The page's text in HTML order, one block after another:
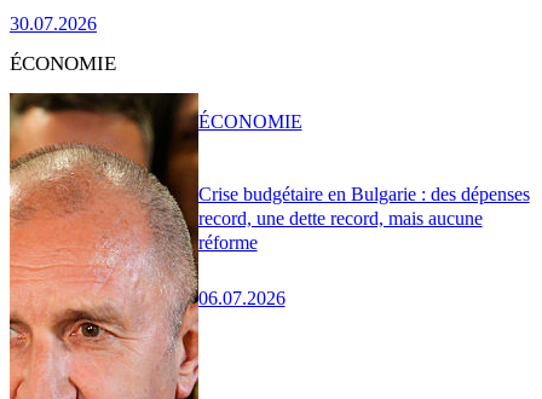
30.07.2026
ÉCONOMIE
Crise budgétaire en Bulgarie : des dépenses
record, une dette record, mais aucune
réforme
06.07.2026
ÉCONOMIE